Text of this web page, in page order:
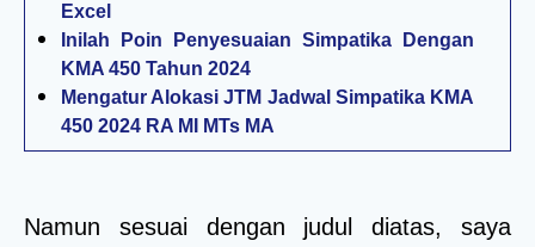
Excel
Inilah Poin Penyesuaian Simpatika Dengan
KMA 450 Tahun 2024
Mengatur Alokasi JTM Jadwal Simpatika KMA
450 2024 RA MI MTs MA
Namun sesuai dengan judul diatas, saya